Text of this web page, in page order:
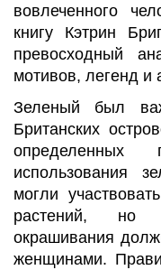
вовлеченного
книгу Кэтрин
превосходный
мотивов, легенд и
Зеленый был
Британских
определенных
использования
могли
растений, но
окрашивания
женщинами.